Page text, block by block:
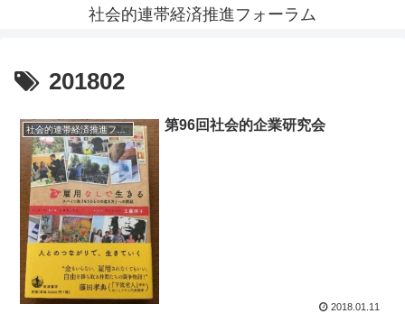
社会的連帯経済推進フォーラム
201802
社会的連帯経済推進フォーラム News 第96回社会的企業研究会
2018.01.11